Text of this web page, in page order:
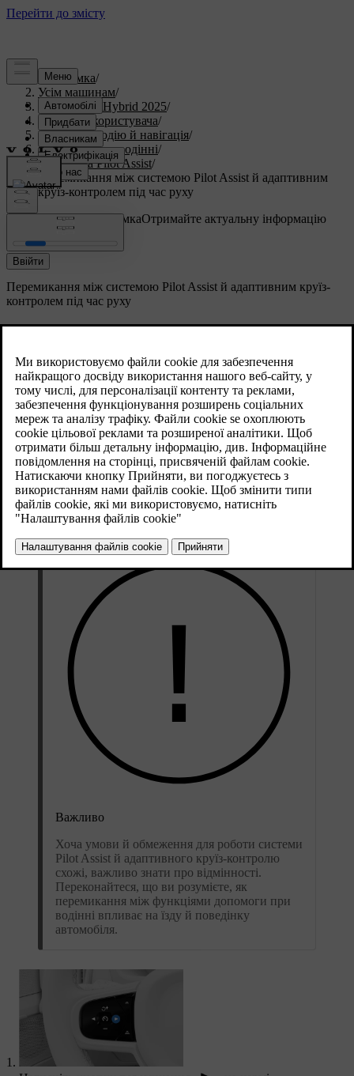
Підтримка/
Усім машинам/
V60 Plug-in Hybrid 2025/
Посібник користувача/
Допомога водію й навігація/
Допомога при водінні/
Система Pilot Assist/
Перемикання між системою Pilot Assist й адаптивним
круїз-контролем під час руху
Індивідуальна підтримкаОтримайте актуальну інформацію
про ваш автомобіль.
Ввійти
Оновлено 28.10.2024
Перемикання між системою Pilot Assist й адаптивним круїз-
контролем під час руху
Ви можете перемикатися між системою Pilot
руху.
Перемикаючись між системою Pilot Assist й адаптивним круїз-
контролем, ви вмикаєте або вимикаєте функцію
підкермування. Хоча адаптивний круїз-контроль вважається
підфункцією системи Pilot Assist, основна відмінність полягає
в тому, що Pilot Assist може забезпечувати підкермування, а
адаптивний круїз-контроль — ні. Тому перемикання між цими
функціями можна розглядати як ввімкнення або вимкнення
функції підкермування системи Pilot Assist.
Важливо
Хоча умови й обмеження для роботи системи
Pilot Assist й адаптивного круїз-контролю
схожі, важливо знати про відмінності.
Переконайтеся, що ви розумієте, як
перемикання між функціями допомоги при
водінні впливає на їзду й поведінку
автомобіля.